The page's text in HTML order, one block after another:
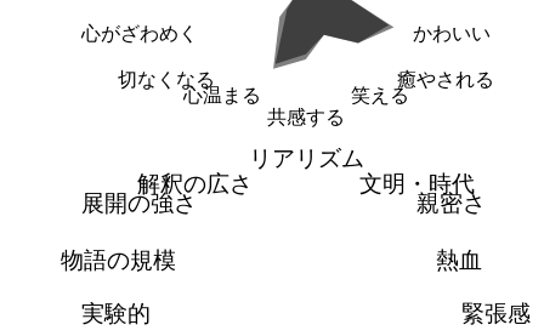
かわいい
癒やされる
笑える
共感する
心温まる
切なくなる
心がざわめく
リアリズム
文明・時代
親密さ
熱血
緊張感
実験的
物語の規模
展開の強さ
解釈の広さ